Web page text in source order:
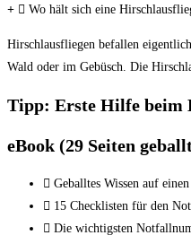
Wo hält sich eine
Hirschlausfliegen befallen
Wald oder im Gebüsch. Die
Tipp: Erste Hilfe beim
eBook (29 Seiten
Geballtes Wissen auf
15 Checklisten für den
Die wichtigsten